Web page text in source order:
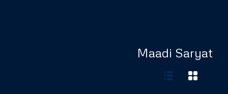
Maadi Saryat